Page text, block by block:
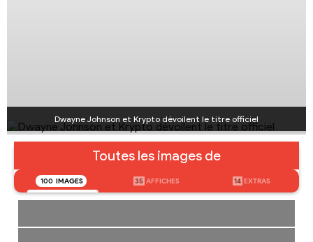
Dwayne Johnson et Krypto dévoilent le titre officiel
Toutes les images de
100 IMAGES 35 AFFICHES 14 EXTRAS